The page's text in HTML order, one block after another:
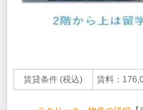
賃貸条件 (税込) 賃料：